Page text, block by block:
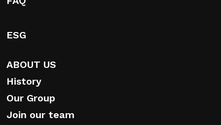
ESG
ABOUT US
History
Our Group
Join our team